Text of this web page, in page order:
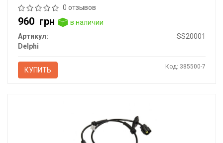
0 отзывов
960 грн
в наличии
Артикул:
SS20001
Delphi
КУПИТЬ Код: 385500-7